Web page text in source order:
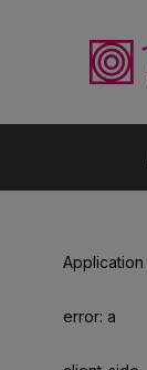
Application
error: a